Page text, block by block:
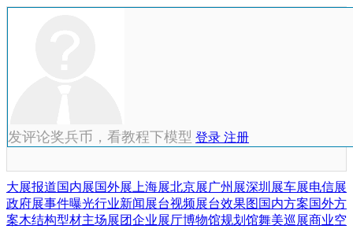
发评论奖兵币，看教程下模型 登录 注册
大展报道国内展国外展上海展北京展广州展深圳展车展电信展
政府展事件曝光行业新闻展台视频展台效果图 国内方案国外方
案木结构型材主场展团企业展厅博物馆规划馆舞美巡展商业空